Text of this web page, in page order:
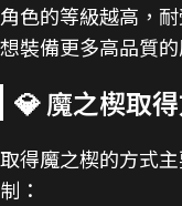
角色的等級越高，
想裝備更多高品質
💎 魔之楔取
取得魔之楔的方式
制：